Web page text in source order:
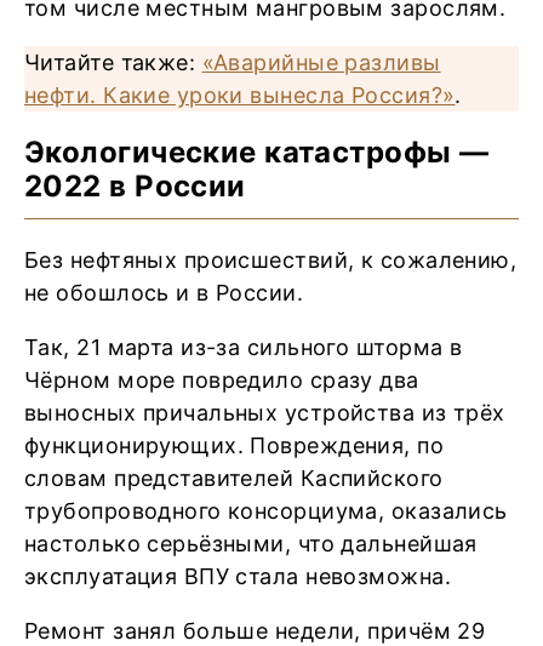
том числе местным мангровым зарослям.
Читайте также: «Аварийные разливы
нефти. Какие уроки вынесла Россия?».
Экологические катастрофы —
2022 в России
Без нефтяных происшествий, к сожалению,
не обошлось и в России.
Так, 21 марта из-за сильного шторма в
Чёрном море повредило сразу два
выносных причальных устройства из трёх
функционирующих. Повреждения, по
словам представителей Каспийского
трубопроводного консорциума, оказались
настолько серьёзными, что дальнейшая
эксплуатация ВПУ стала невозможна.
Ремонт занял больше недели, причём 29